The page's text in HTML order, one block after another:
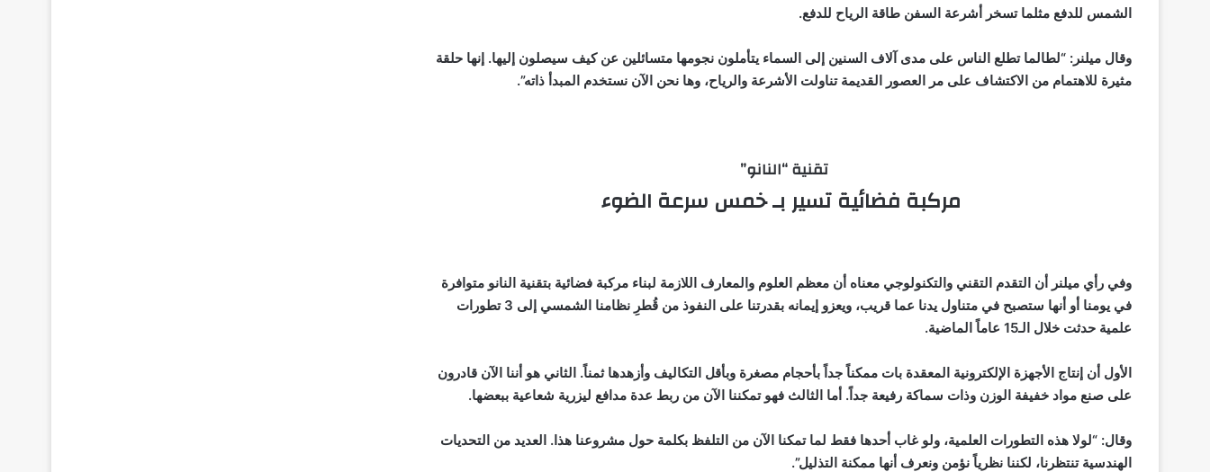
الشمس للدفع مثلما تسخر أشرعة السفن طاقة الرياح للدفع.
وقال ميلنر: “لطالما تطلع الناس على مدى آلاف السنين إلى السماء يتأملون نجومها متسائلين عن كيف سيصلون إليها. إنها حلقة
مثيرة للاهتمام من الاكتشاف على مر العصور القديمة تناولت الأشرعة والرياح، وها نحن الآن نستخدم المبدأ ذاته”.
تقنية “النانو”
مركبة فضائية تسير بـ خمس سرعة الضوء
وفي رأي ميلنر أن التقدم التقني والتكنولوجي معناه أن معظم العلوم والمعارف اللازمة لبناء مركبة فضائية بتقنية النانو متوافرة
في يومنا أو أنها ستصبح في متناول يدنا عما قريب، ويعزو إيمانه بقدرتنا على النفوذ من قُطرِ نظامنا الشمسي إلى 3 تطورات
علمية حدثت خلال الـ15 عاماً الماضية.
الأول أن إنتاج الأجهزة الإلكترونية المعقدة بات ممكناً جداً بأحجام مصغرة وبأقل التكاليف وأزهدها ثمناً. الثاني هو أننا الآن قادرون
على صنع مواد خفيفة الوزن وذات سماكة رفيعة جداً. أما الثالث فهو تمكننا الآن من ربط عدة مدافع ليزرية شعاعية ببعضها.
وقال: “لولا هذه التطورات العلمية، ولو غاب أحدها فقط لما تمكنا الآن من التلفظ بكلمة حول مشروعنا هذا. العديد من التحديات
الهندسية تنتظرنا، لكننا نظرياً نؤمن ونعرف أنها ممكنة التذليل”.